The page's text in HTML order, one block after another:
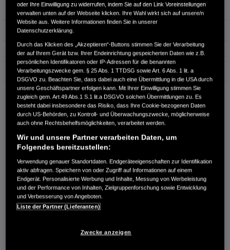
Leistung 135 kW / 184 PS
Hubraum
Erstzulassung 06.2025
Bauart Limousine
AUTOHAUS BOHN GMBH
Ringstraße 5
99817 Eisenach
RUFEN SIE UNS AN:
03691-88990-0
Route planen
Händlerbestand anzeigen
Dealer Website anzeigen
Händler kontaktieren
oder Ihre Einwilligung zu widerrufen, indem Sie auf den Link Voreinstellungen
verwalten unten auf der Webseite klicken. Ihre Wahl wirkt sich auf unsere/n
Website aus. Weitere Informationen finden Sie in unserer
Datenschutzerklärung.
Durch das Klicken des „Akzeptieren“-Buttons stimmen Sie der Verarbeitung
der auf Ihrem Gerät bzw. Ihrer Endeinrichtung gespeicherten Daten wie z.B.
persönlichen Identifikatoren oder IP-Adressen für die benannten
Verarbeitungszwecke gem. § 25 Abs. 1 TTDSG sowie Art. 6 Abs. 1 lit. a
DSGVO zu. Beachten Sie, dass dabei auch eine Übermittlung in die USA durch
unsere Geschäftspartner erfolgen kann. Mit Ihrer Einwilligung stimmen Sie
zugleich gem. Art.49 Abs.1 S.1 lit.a DSGVO solchen Übermittlungen zu. Es
besteht dabei insbesondere das Risiko, dass Ihre Cookie-bezogenen Daten
durch US-Behörden, zu Kontroll- und Überwachungszwecke, möglicherweise
auch ohne Rechtsbehelfsmöglichkeiten, verarbeitet werden.
Wir und unsere Partner verarbeiten Daten, um
Folgendes bereitzustellen:
Verwendung genauer Standortdaten. Endgeräteeigenschaften zur Identifikation
aktiv abfragen. Speichern von oder Zugriff auf Informationen auf einem
Endgerät. Personalisierte Werbung und Inhalte, Messung von Werbeleistung
und der Performance von Inhalten, Zielgruppenforschung sowie Entwicklung
und Verbesserung von Angeboten.
Liste der Partner (Lieferanten)
Zwecke anzeigen